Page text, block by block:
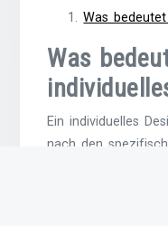
Was
Was
Ein individuelles
nach den